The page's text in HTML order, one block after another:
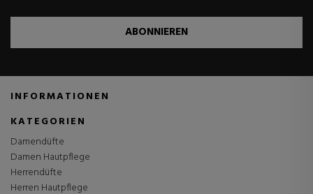
ABONNIEREN
INFORMATIONEN
KATEGORIEN
Damendüfte
Damen Hautpflege
Herrendüfte
Herren Hautpflege